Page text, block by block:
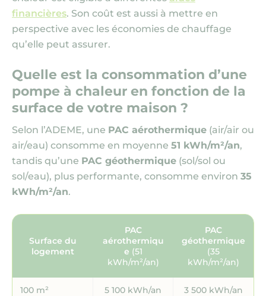
financières. Son coût est aussi à mettre en
perspective avec les économies de chauffage
qu’elle peut assurer.
Quelle est la consommation d’une
pompe à chaleur en fonction de la
surface de votre maison ?
Selon l’ADEME, une PAC aérothermique (air/air ou
air/eau) consomme en moyenne 51 kWh/m²/an,
tandis qu’une PAC géothermique (sol/sol ou
sol/eau), plus performante, consomme environ 35
kWh/m²/an.
Surface du
logement
PAC
aérothermiqu
e (51
kWh/m²/an)
PAC
géothermique
(35
kWh/m²/an)
100 m² 5 100 kWh/an 3 500 kWh/an